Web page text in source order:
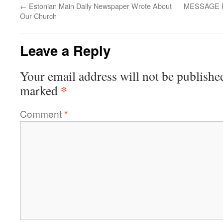
← Estonian Main Daily Newspaper Wrote About
Our Church
MESSAGE
Leave a Reply
Your email address will not be
marked *
Comment*